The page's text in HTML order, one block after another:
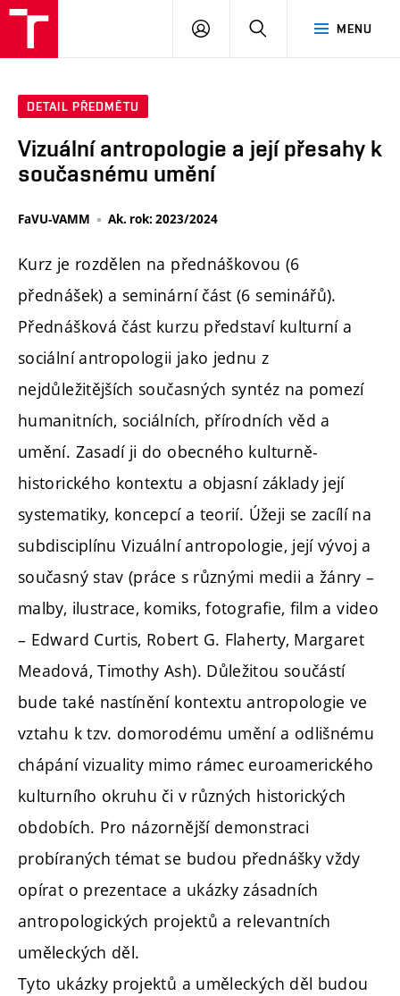
MENU
PŘIHLÁSIT
DETAIL PŘEDMĚTU
Vizuální antropologie a její přesahy k
současnému umění
FaVU-VAMM Ak. rok: 2023/2024
Kurz je rozdělen na přednáškovou (6
přednášek) a seminární část (6 seminářů).
Přednášková část kurzu představí kulturní a
sociální antropologii jako jednu z
nejdůležitějších současných syntéz na pomezí
humanitních, sociálních, přírodních věd a
umění. Zasadí ji do obecného kulturně-
historického kontextu a objasní základy její
systematiky, koncepcí a teorií. Úžeji se zacílí na
subdisciplínu Vizuální antropologie, její vývoj a
současný stav (práce s různými medii a žánry –
malby, ilustrace, komiks, fotografie, film a video
– Edward Curtis, Robert G. Flaherty, Margaret
Meadová, Timothy Ash). Důležitou součástí
bude také nastínění kontextu antropologie ve
vztahu k tzv. domorodému umění a odlišnému
chápání vizuality mimo rámec euroamerického
kulturního okruhu či v různých historických
obdobích. Pro názornější demonstraci
probíraných témat se budou přednášky vždy
opírat o prezentace a ukázky zásadních
antropologických projektů a relevantních
uměleckých děl.
Tyto ukázky projektů a uměleckých děl budou